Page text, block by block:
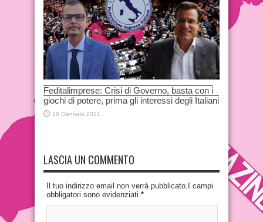
Feditalimprese: Crisi di Governo, basta con i
giochi di potere, prima gli interessi degli Italiani
18 Gennaio 2021
LASCIA UN COMMENTO
Il tuo indirizzo email non verrà pubblicato.I campi
obbligatori sono evidenziati *